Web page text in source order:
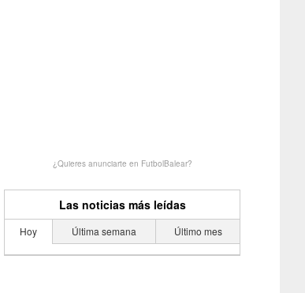
¿Quieres anunciarte en FutbolBalear?
Las noticias más leídas
Hoy Última semana Último mes